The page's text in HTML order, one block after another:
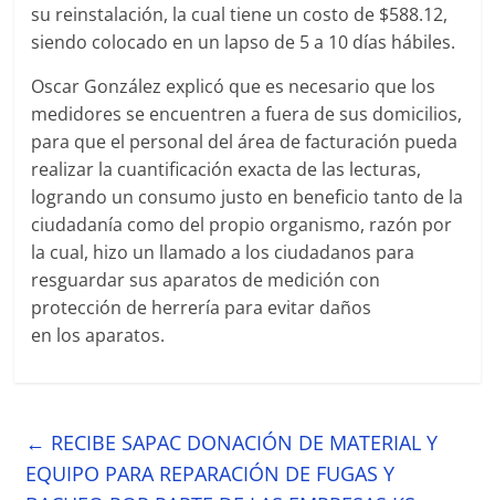
su reinstalación, la cual tiene un costo de $588.12,
siendo colocado en un lapso de 5 a 10 días hábiles.
Oscar González explicó que es necesario que los
medidores se encuentren a fuera de sus domicilios,
para que el personal del área de facturación pueda
realizar la cuantificación exacta de las lecturas,
logrando un consumo justo en beneficio tanto de la
ciudadanía como del propio organismo, razón por
la cual, hizo un llamado a los ciudadanos para
resguardar sus aparatos de medición con
protección de herrería para evitar daños
en los aparatos.
← RECIBE SAPAC DONACIÓN DE MATERIAL Y
EQUIPO PARA REPARACIÓN DE FUGAS Y